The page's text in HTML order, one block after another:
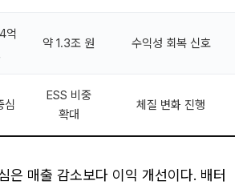
억
약 1.3조 원 수익성 회복 신호
심
ESS 비중
확대
체질 변화 진행
은 매출 감소보다 이익 개선이다. 배터